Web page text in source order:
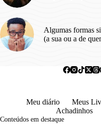
Algumas formas
(a sua ou a de
Meu diário Meus
Achadinhos
Conteúdos em destaque